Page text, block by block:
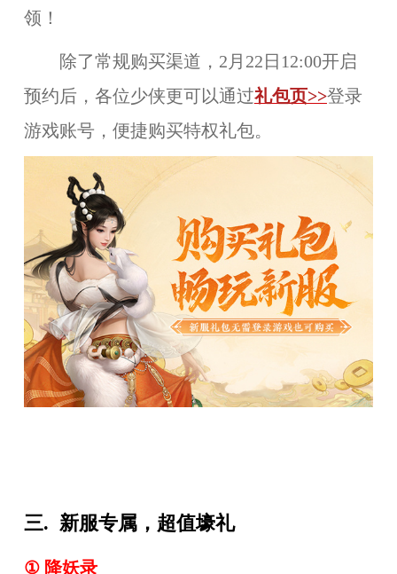
领！
除了常规购买渠道，2月22日12:00开启
预约后，各位少侠更可以通过礼包页>>登录
游戏账号，便捷购买特权礼包。
三. 新服专属，超值壕礼
① 降妖录